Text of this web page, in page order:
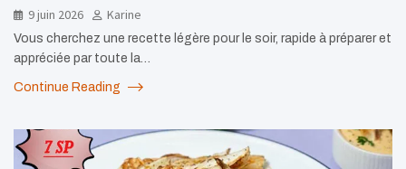
9 juin 2026
Karine
Vous cherchez une recette légère pour le soir, rapide à préparer et
appréciée par toute la…
Continue Reading